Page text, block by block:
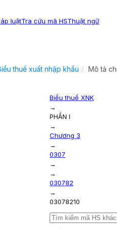
luậtTra cứu mã HSThuật ngữ
thuế xuất nhập khẩu Mô tả
Biểu thuế XNK
→
PHẦN I
→
Chương 3
→
0307
→
→
030782
→
03078210